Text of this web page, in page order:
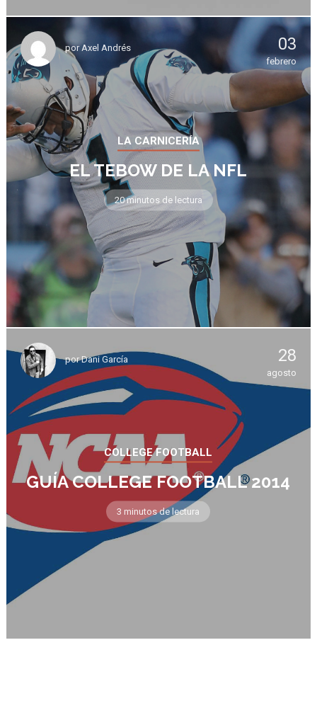
porAxel Andrés 03
febrero
LA CARNICERÍA
EL TEBOW DE LA NFL
20 minutos de lectura
porDani García 28
agosto
COLLEGE FOOTBALL
GUÍA COLLEGE FOOTBALL 2014
3 minutos de lectura